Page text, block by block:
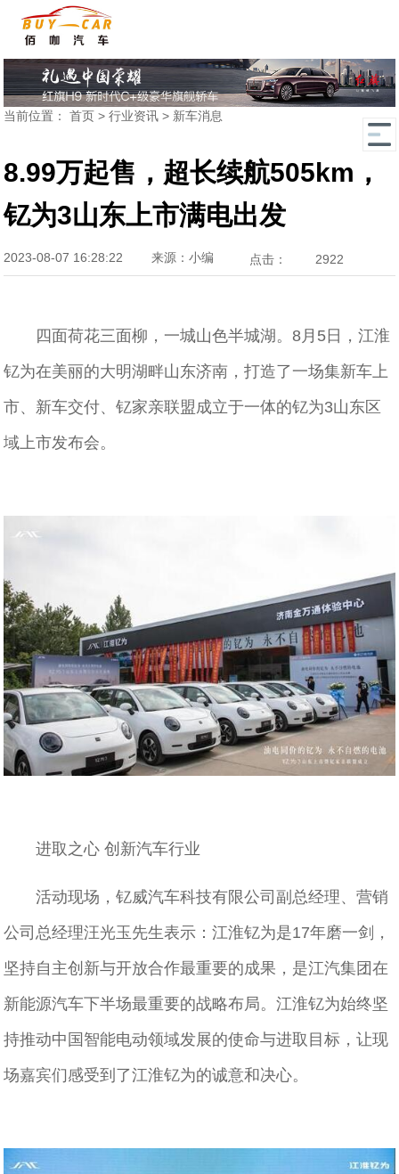
当前位置：首页 >行业资讯 > 新车消息
8.99万起售，超长续航505km，
钇为3山东上市满电出发
2023-08-07 16:28:22 来源：小编 点击： 2922
四面荷花三面柳，一城山色半城湖。8月5日，江淮
钇为在美丽的大明湖畔山东济南，打造了一场集新车上
市、新车交付、钇家亲联盟成立于一体的钇为3山东区
域上市发布会。
进取之心 创新汽车行业
活动现场，钇威汽车科技有限公司副总经理、营销
公司总经理汪光玉先生表示：江淮钇为是17年磨一剑，
坚持自主创新与开放合作最重要的成果，是江汽集团在
新能源汽车下半场最重要的战略布局。江淮钇为始终坚
持推动中国智能电动领域发展的使命与进取目标，让现
场嘉宾们感受到了江淮钇为的诚意和决心。